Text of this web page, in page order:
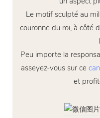
Le motif sculpté au
couronne du roi, à côté
Peu importe la
asseyez-vous sur ce
et